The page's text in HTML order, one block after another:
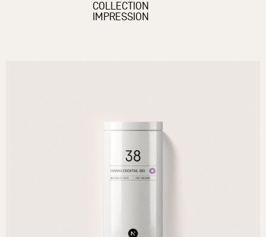
COLLECTION
IMPRESSION